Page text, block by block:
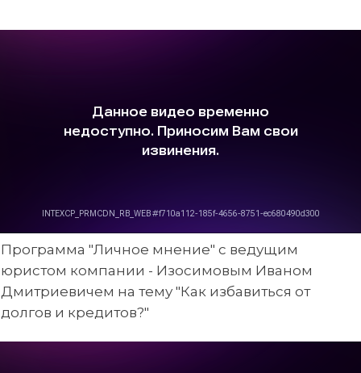
Программа "Личное мнение" с ведущим
юристом компании - Изосимовым Иваном
Дмитриевичем на тему "Как избавиться от
долгов и кредитов?"